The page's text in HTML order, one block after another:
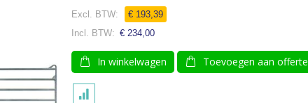
€ 193,39
€ 234,00
In winkelwagen Toevoegen aan offerte